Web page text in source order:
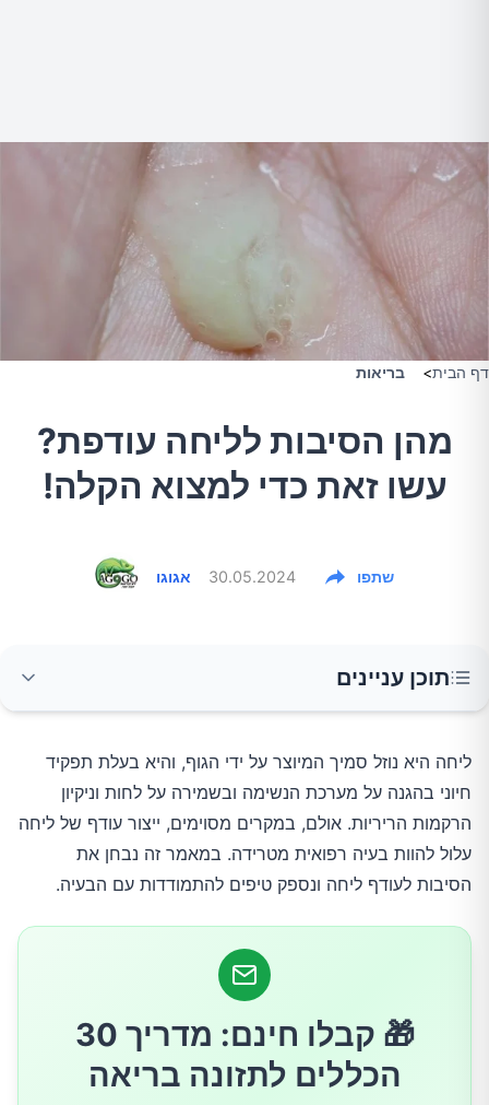
דף הבית> בריאות
מהן הסיבות לליחה עודפת?
עשו זאת כדי למצוא הקלה!
אגוגו 30.05.2024 שתפו
תוכן עניינים
הסיבות לעודף של ליחה
זיהומים בדרכי הנשימה
אלרגיות
פעילות גופנית
ליחה היא נוזל סמיך המיוצר על ידי הגוף, והיא בעלת תפקיד
חיוני בהגנה על מערכת הנשימה ובשמירה על לחות וניקיון
הרקמות הריריות. אולם, במקרים מסוימים, ייצור עודף של ליחה
עלול להוות בעיה רפואית מטרידה. במאמר זה נבחן את
הסיבות לעודף ליחה ונספק טיפים להתמודדות עם הבעיה.
🎁 קבלו חינם: מדריך 30
הכללים לתזונה בריאה